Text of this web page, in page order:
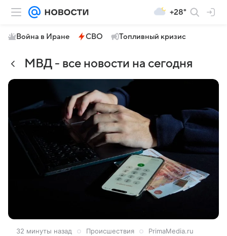
+28°
Война в Иране СВО Топливный кризис
МВД - все новости на сегодня
32 минуты назад Происшествия PrimaMedia.ru